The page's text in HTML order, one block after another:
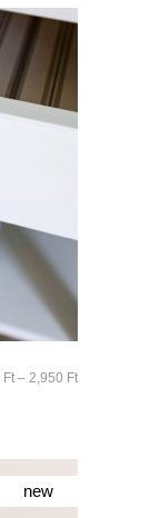
Ft – 2,950 FtÁrtartomány:
2,950 Ft
new